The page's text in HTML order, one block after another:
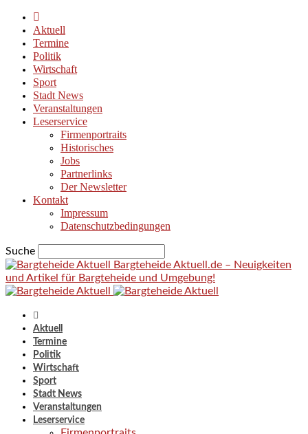
Aktuell
Termine
Politik
Wirtschaft
Sport
Stadt News
Veranstaltungen
Leserservice
Firmenportraits
Historisches
Jobs
Partnerlinks
Der Newsletter
Kontakt
Impressum
Datenschutzbedingungen
Suche
Bargteheide Aktuell.de – Neuigkeiten
und Artikel für Bargteheide und Umgebung!
Aktuell
Termine
Politik
Wirtschaft
Sport
Stadt News
Veranstaltungen
Leserservice